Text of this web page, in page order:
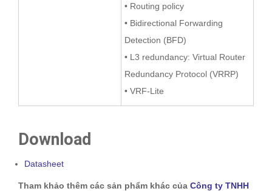
• Routing policy
• Bidirectional Forwarding
Detection (BFD)
• L3 redundancy: Virtual Router
Redundancy Protocol (VRRP)
• VRF-Lite
Download
Datasheet
Tham khảo thêm các sản phẩm khác của Công ty TNHH